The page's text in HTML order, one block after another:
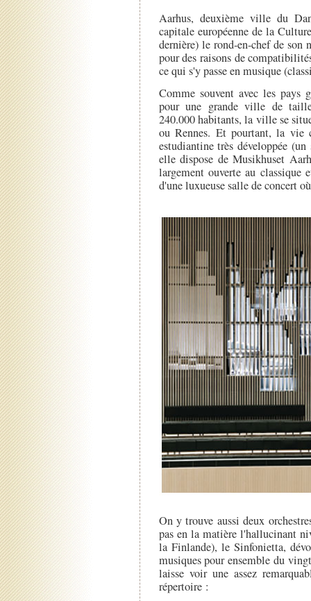
Aarhus, deuxième ville du
capitale européenne de la
dernière) le rond-en-chef de son
pour des raisons de
ce qui s'y passe en musique
Comme souvent avec les pays
pour une grande ville de
240.000 habitants, la ville se
ou Rennes. Et pourtant, la
estudiantine très développée
elle dispose de Musikhuset
largement ouverte au classique
d'une luxueuse salle de concert
On y trouve aussi deux
pas en la matière l'hallucinant
la Finlande), le Sinfonietta,
musiques pour ensemble du
laisse voir une assez
répertoire :